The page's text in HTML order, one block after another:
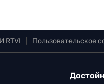
RTVI Пользовательское